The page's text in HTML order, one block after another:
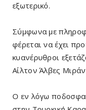
εξωτερικό.
Σύμφωνα με
φέρεται να έχει
κυανέρυθροι
Αίλτον Άλβες
Ο εν λόγω